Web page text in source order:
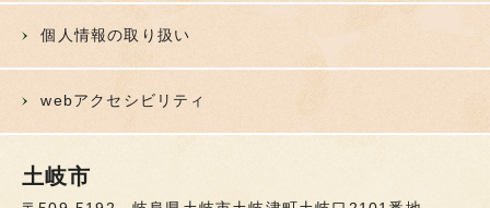
個人情報の取り扱い
webアクセシビリティ
土岐市